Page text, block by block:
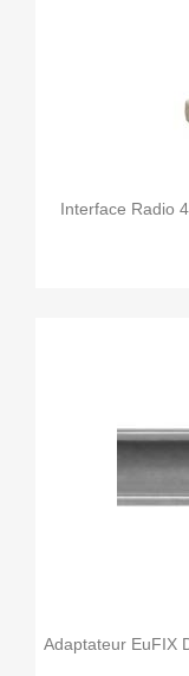
Interface Radio
Adaptateur EuFIX